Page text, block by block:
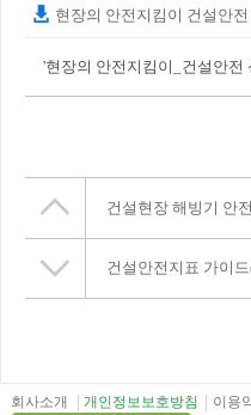
현장의 안전지킴이 건설안
'현장의 안전지킴이_건설안전
건설현장 해빙기 안
건설안전지표 가이
회사소개 개인정보보호방침 이용